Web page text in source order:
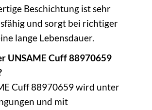
Beschichtung ist sehr
und sorgt bei richtiger
lange Lebensdauer.
UNSAME Cuff 88970659
Cuff 88970659 wird unter
und mit